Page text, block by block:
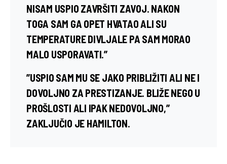
NISAM USPIO ZAVRŠITI ZAVOJ. NAKON
TOGA SAM GA OPET HVATAO ALI SU
TEMPERATURE DIVLJALE PA SAM MORAO
MALO USPORAVATI.”
”USPIO SAM MU SE JAKO PRIBLIŽITI ALI NE I
DOVOLJNO ZA PRESTIZANJE. BLIŽE NEGO U
PROŠLOSTI ALI IPAK NEDOVOLJNO,”
ZAKLJUČIO JE HAMILTON.